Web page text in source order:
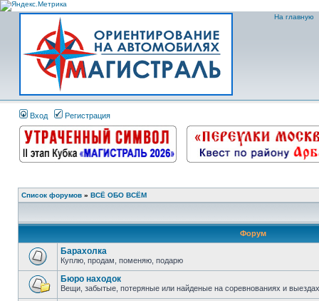
На главную
Вход Регистрация
Список форумов » ВСЁ ОБО ВСЁМ
Форум
Барахолка
Куплю, продам, поменяю, подарю
Бюро находок
Вещи, забытые, потеряные или найденые на соревнованиях и